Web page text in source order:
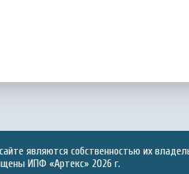
являются собственностью их
ИПФ «Артекс» 2026 г.